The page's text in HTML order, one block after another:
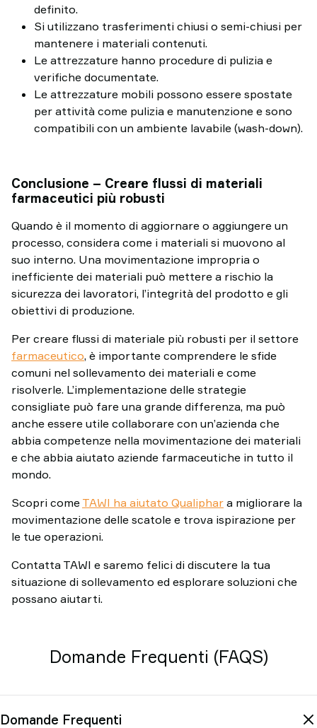
definito.
Si utilizzano trasferimenti chiusi o semi-chiusi per
mantenere i materiali contenuti.
Le attrezzature hanno procedure di pulizia e
verifiche documentate.
Le attrezzature mobili possono essere spostate
per attività come pulizia e manutenzione e sono
compatibili con un ambiente lavabile (wash-down).
Conclusione – Creare flussi di materiali
farmaceutici più robusti
Quando è il momento di aggiornare o aggiungere un
processo, considera come i materiali si muovono al
suo interno. Una movimentazione impropria o
inefficiente dei materiali può mettere a rischio la
sicurezza dei lavoratori, l’integrità del prodotto e gli
obiettivi di produzione.
Per creare flussi di materiale più robusti per il settore
farmaceutico, è importante comprendere le sfide
comuni nel sollevamento dei materiali e come
risolverle. L’implementazione delle strategie
consigliate può fare una grande differenza, ma può
anche essere utile collaborare con un’azienda che
abbia competenze nella movimentazione dei materiali
e che abbia aiutato aziende farmaceutiche in tutto il
mondo.
Scopri come TAWI ha aiutato Qualiphar a migliorare la
movimentazione delle scatole e trova ispirazione per
le tue operazioni.
Contatta TAWI e saremo felici di discutere la tua
situazione di sollevamento ed esplorare soluzioni che
possano aiutarti.
Domande Frequenti (FAQS)
Domande Frequenti